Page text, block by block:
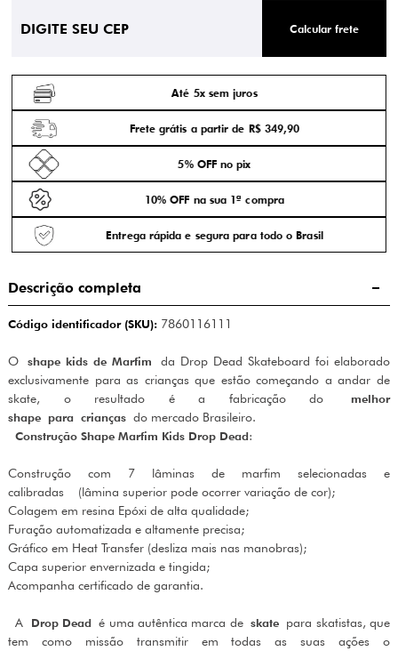
Calcular frete
Até 5x sem juros
Frete grátis a partir de R$ 349,90
5% OFF no pix
10% OFF na sua 1ª compra
Entrega rápida e segura para todo o Brasil
Descrição completa
Código identificador (SKU):7860116111
Oshape kids de Marfim da Drop Dead Skateboard foi elaborado
exclusivamente para as crianças que estão começando a andar de
skate, o resultado é a fabricação domelhor
shape para criançasdo mercado Brasileiro.
Construção Shape Marfim Kids Drop Dead:
Construção com 7 lâminas de marfim selecionadas e
calibradas (lâmina superior pode ocorrer variação de cor);
Colagem em resina Epóxi de alta qualidade;
Furação automatizada e altamente precisa;
Gráfico em Heat Transfer (desliza mais nas manobras);
Capa superior envernizada e tingida;
Acompanha certificado de garantia.
A Drop Deadé uma autêntica marca deskate para skatistas, que
tem como missão transmitir em todas as suas ações o